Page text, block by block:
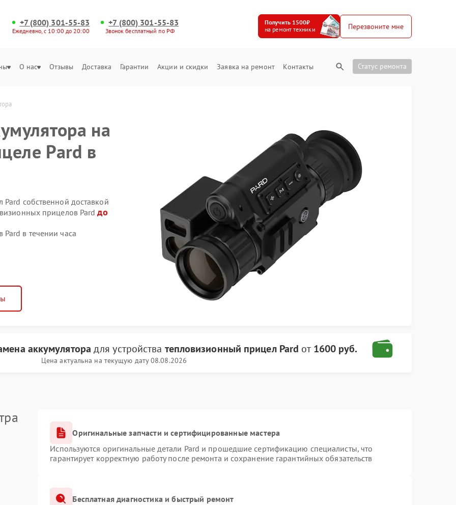
+7 (800) 301-55-83
Ежедневно, с 10:00 до 20:00
+7 (800) 301-55-83
Звонок бесплатный по РФ
Получить 1500₽
на ремонт техники
Перезвоните мне
О нас Отзывы Доставка Гарантии Акции и скидки Заявка на ремонт Контакты Статус ремонта
на
Pard в
собственной доставкой
прицелов Pardдо
в течении часа
аккумуляторадля устройства тепловизионный прицел Pard от 1600 руб.
Цена актуальна на текущую дату 08.08.2026
Оригинальные запчасти и сертифицированные мастера
Используются оригинальные детали Pard и прошедшие сертификацию специалисты, что
гарантирует корректную работу после ремонта и сохранение гарантийных обязательств
Бесплатная диагностика и быстрый ремонт